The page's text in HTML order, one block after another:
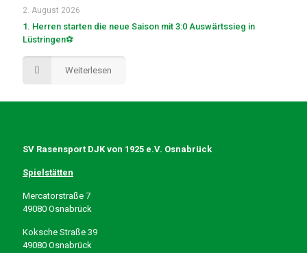
2. August 2026
1. Herren starten die neue Saison mit 3:0 Auswärtssieg in
Lüstringen⚽
Weiterlesen
SV Rasensport DJK von 1925 e.V. Osnabrück
Spielstätten
Mercatorstraße 7
49080 Osnabrück
Koksche Straße 39
49080 Osnabrück